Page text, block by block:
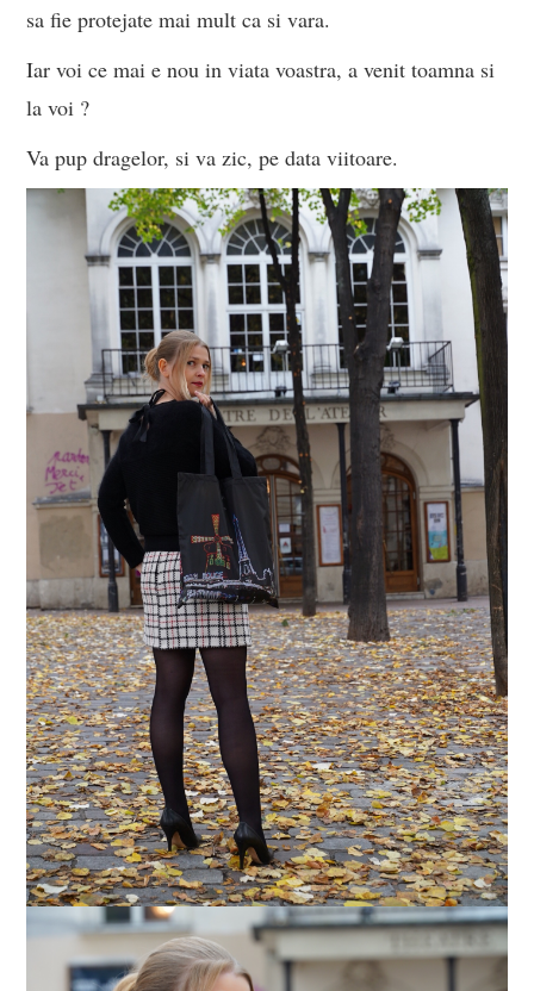
sa fie protejate mai mult ca si vara.
Iar voi ce mai e nou in viata voastra, a venit toamna si
la voi ?
Va pup dragelor, si va zic, pe data viitoare.